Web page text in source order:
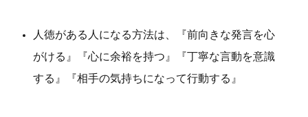
人徳がある人になる方法は、『前向きな発言を心
がける』『心に余裕を持つ』『丁寧な言動を意識
する』『相手の気持ちになって行動する』